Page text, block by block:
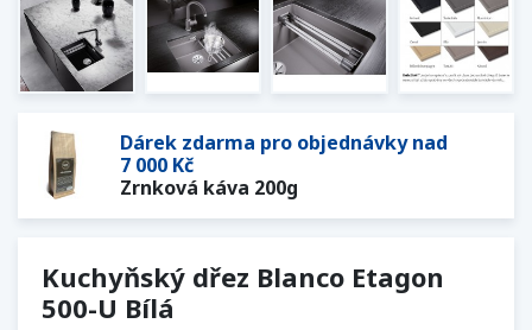
Dárek zdarma pro objednávky nad
7 000 Kč
Zrnková káva 200g
Kuchyňský dřez Blanco Etagon
500-U Bílá